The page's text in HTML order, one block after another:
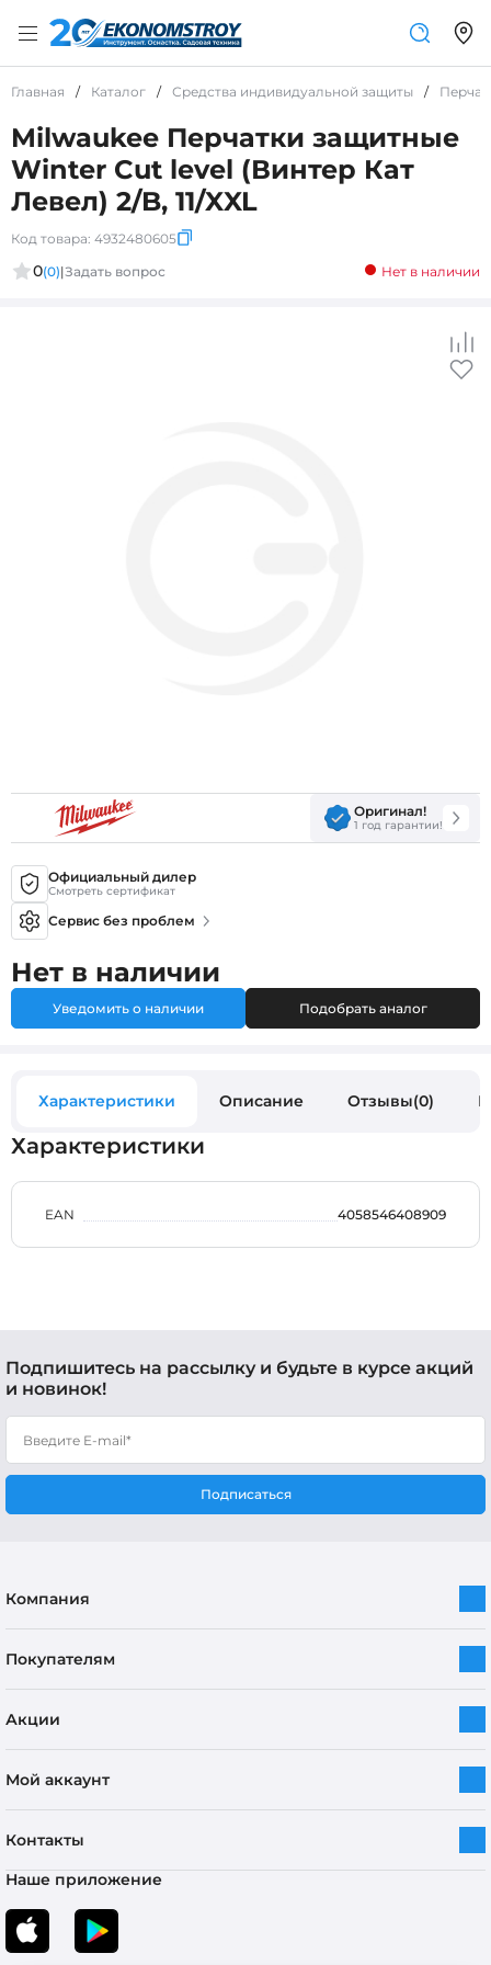
Главная / Каталог / Средства индивидуальной защиты /
Milwaukee Перчатки защитные
Winter Cut level (Винтер Кат
Левел) 2/B, 11/XXL
Код товара: 4932480605
0(0)|Задать вопрос Нет в наличии
Оригинал!
1 год гарантии!
Официальный дилер
Смотреть сертификат
Сервис без проблем
Нет в наличии
Уведомить о наличии Подобрать аналог
Характеристики Описание Отзывы(0)
Характеристики
EAN 4058546408909
Подпишитесь на рассылку и будьте в курсе акций
и новинок!
Подписаться
Компания
Покупателям
Акции
Мой аккаунт
Контакты
Наше приложение